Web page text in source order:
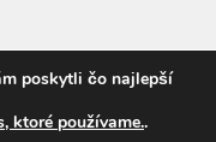
poskytli čo najlepší
ktoré používame..